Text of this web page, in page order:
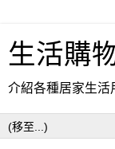
生活購
介紹各種居家生活